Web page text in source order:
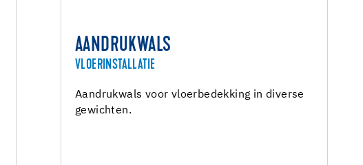
AANDRUKWALS
VLOERINSTALLATIE
Aandrukwals voor vloerbedekking in diverse
gewichten.